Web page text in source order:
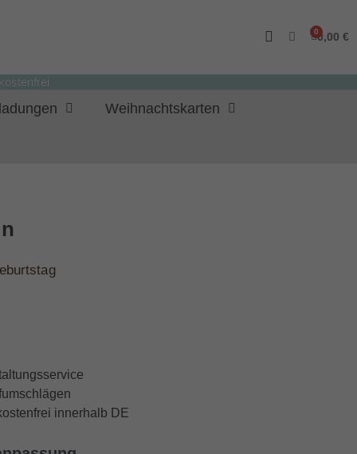
0,00 €
Weihnachtskarten
innerhalb DE